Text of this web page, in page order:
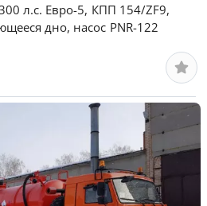
л.с. Евро-5, КПП 154/ZF9,
дно, насос PNR-122